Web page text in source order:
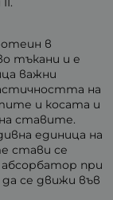
в
тъкани и е
важни
на
и косата и
ставите.
единица на
стави се
при
се движи във